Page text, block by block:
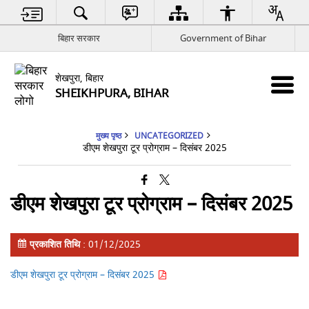
बिहार सरकार Government of Bihar
शेखपुरा, बिहार
SHEIKHPURA, BIHAR
मुख्य पृष्ठ UNCATEGORIZED
डीएम शेखपुरा टूर प्रोग्राम – दिसंबर 2025
डीएम शेखपुरा टूर प्रोग्राम – दिसंबर 2025
प्रकाशित तिथि: 01/12/2025
डीएम शेखपुरा टूर प्रोग्राम – दिसंबर 2025